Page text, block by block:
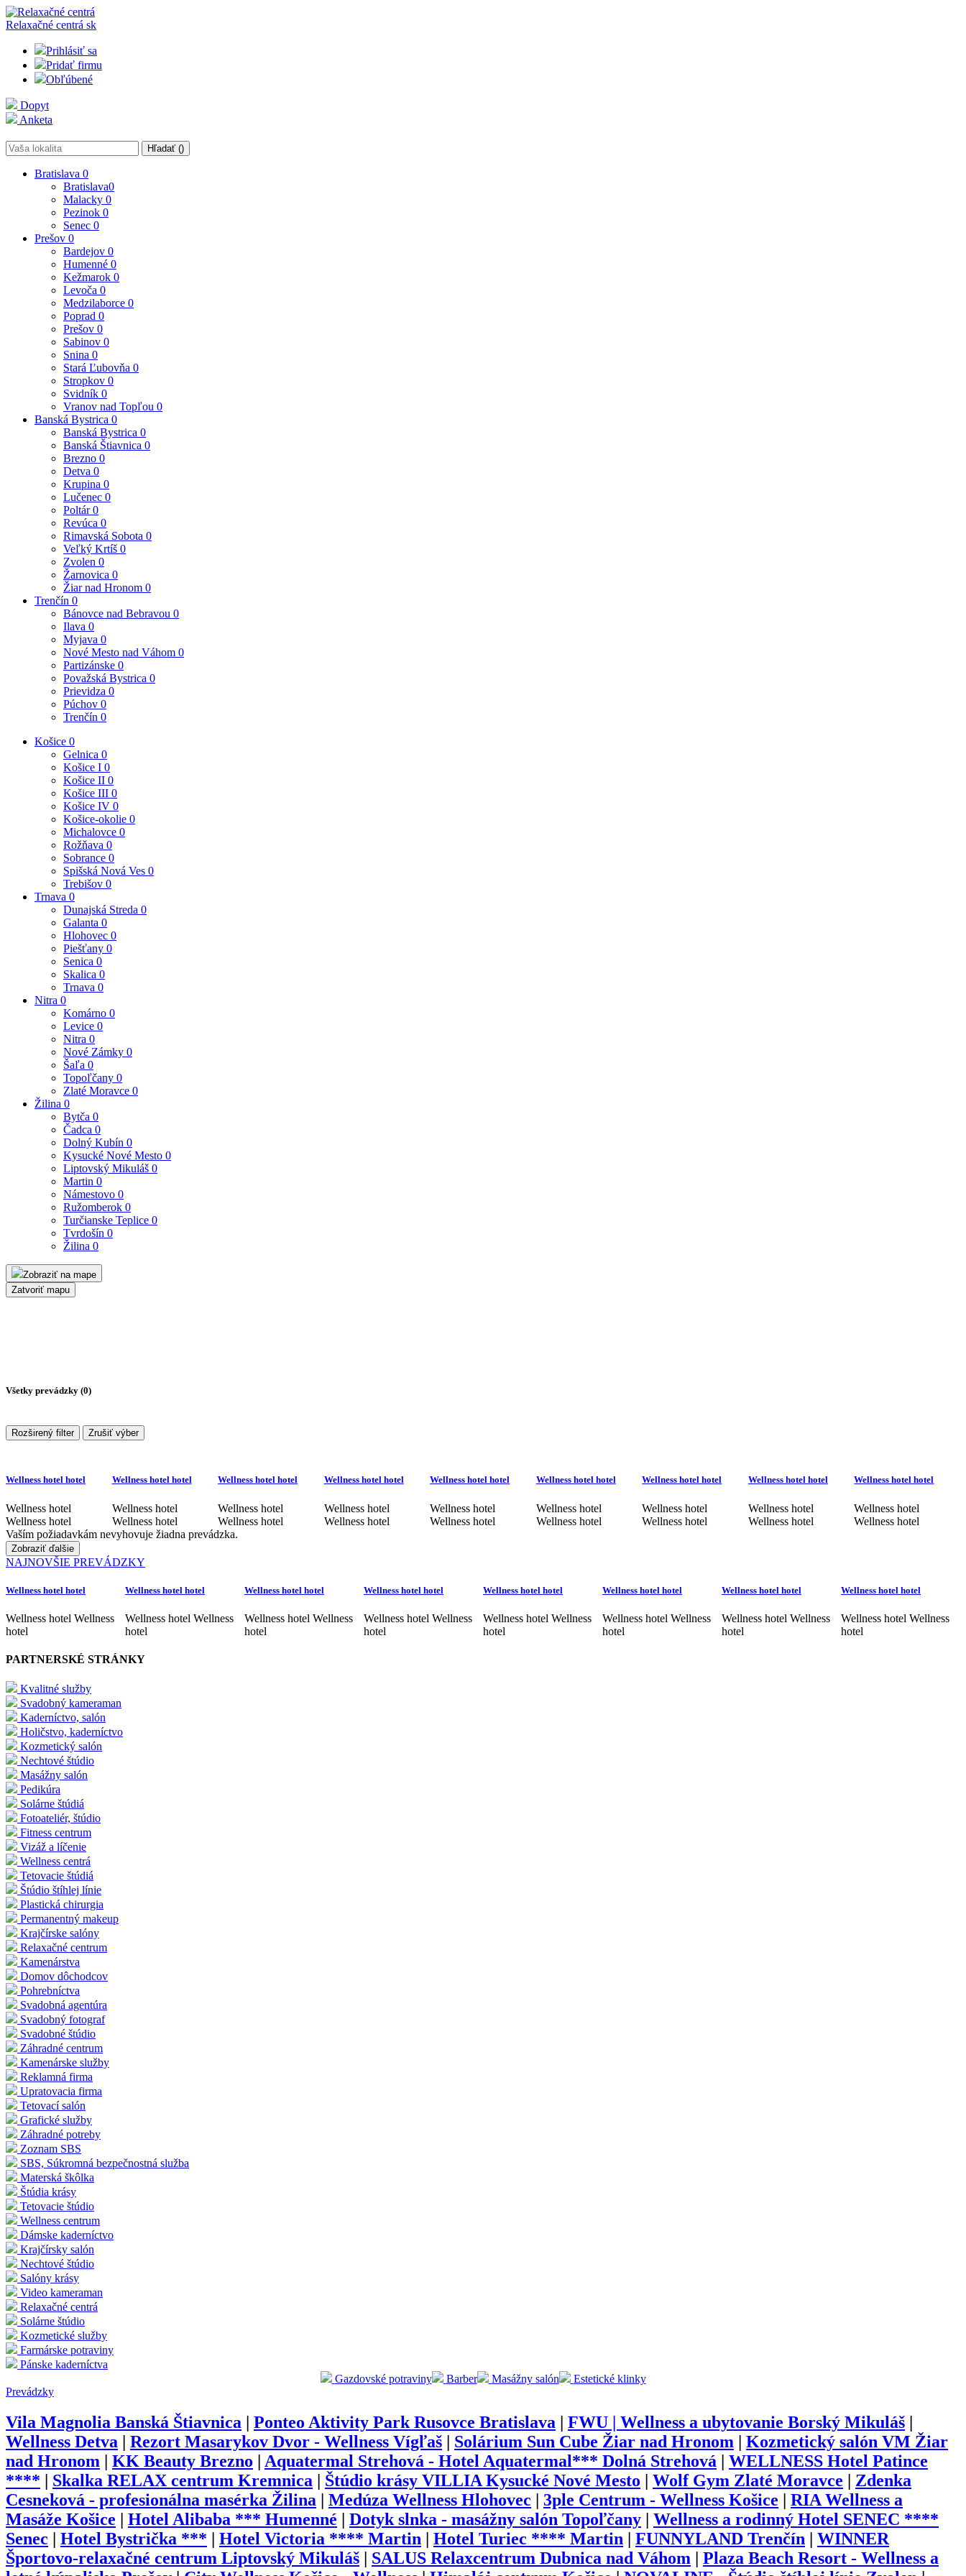
Relaxačné centrá sk
Prihlásiť sa
Pridať firmu
Obľúbené
Dopyt
Anketa
Hľadať ()
Bratislava 0
Bratislava0
Malacky 0
Pezinok 0
Senec 0
Prešov 0
Bardejov 0
Humenné 0
Kežmarok 0
Levoča 0
Medzilaborce 0
Poprad 0
Prešov 0
Sabinov 0
Snina 0
Stará Ľubovňa 0
Stropkov 0
Svidník 0
Vranov nad Topľou 0
Banská Bystrica 0
Banská Bystrica 0
Banská Štiavnica 0
Brezno 0
Detva 0
Krupina 0
Lučenec 0
Poltár0
Revúca 0
Rimavská Sobota 0
Veľký Krtíš 0
Zvolen 0
Žarnovica 0
Žiar nad Hronom 0
Trenčín 0
Bánovce nad Bebravou 0
Ilava 0
Myjava 0
Nové Mesto nad Váhom 0
Partizánske 0
Považská Bystrica 0
Prievidza 0
Púchov 0
Trenčín 0
Košice 0
Gelnica 0
Košice I 0
Košice II 0
Košice III 0
Košice IV 0
Košice-okolie 0
Michalovce 0
Rožňava 0
Sobrance 0
Spišská Nová Ves 0
Trebišov 0
Trnava 0
Dunajská Streda 0
Galanta 0
Hlohovec 0
Piešťany 0
Senica 0
Skalica 0
Trnava 0
Nitra 0
Komárno 0
Levice 0
Nitra 0
Nové Zámky 0
Šaľa 0
Topoľčany 0
Zlaté Moravce 0
Žilina 0
Bytča 0
Čadca 0
Dolný Kubín 0
Kysucké Nové Mesto 0
Liptovský Mikuláš 0
Martin 0
Námestovo 0
Ružomberok 0
Turčianske Teplice 0
Tvrdošín 0
Žilina 0
Zobraziť na mape
Zatvoriť mapu
Všetky prevádzky (0)
Rozširený filter Zrušiť výber
Wellness hotel hotel
Wellness hotel
Wellness hotel
Wellness hotel hotel
Wellness hotel
Wellness hotel
Wellness hotel hotel
Wellness hotel
Wellness hotel
Wellness hotel hotel
Wellness hotel
Wellness hotel
Wellness hotel hotel
Wellness hotel
Wellness hotel
Wellness hotel hotel
Wellness hotel
Wellness hotel
Wellness hotel hotel
Wellness hotel
Wellness hotel
Wellness hotel hotel
Wellness hotel
Wellness hotel
Wellness hotel hotel
Wellness hotel
Wellness hotel
Vaším požiadavkám nevyhovuje žiadna prevádzka.
Zobraziť ďalšie
NAJNOVŠIE PREVÁDZKY
Wellness hotel hotel
Wellness hotel Wellness
hotel
Wellness hotel hotel
Wellness hotel Wellness
hotel
Wellness hotel hotel
Wellness hotel Wellness
hotel
Wellness hotel hotel
Wellness hotel Wellness
hotel
Wellness hotel hotel
Wellness hotel Wellness
hotel
Wellness hotel hotel
Wellness hotel Wellness
hotel
Wellness hotel hotel
Wellness hotel Wellness
hotel
Wellness hotel hotel
Wellness hotel Wellness
hotel
PARTNERSKÉ STRÁNKY
Kvalitné služby
Svadobný kameraman
Kaderníctvo, salón
Holičstvo, kaderníctvo
Kozmetický salón
Nechtové štúdio
Masážny salón
Pedikúra
Solárne štúdiá
Fotoateliér, štúdio
Fitness centrum
Vizáž a líčenie
Wellness centrá
Tetovacie štúdiá
Štúdio štíhlej línie
Plastická chirurgia
Permanentný makeup
Krajčírske salóny
Relaxačné centrum
Kamenárstva
Domov dôchodcov
Pohrebníctva
Svadobná agentúra
Svadobný fotograf
Svadobné štúdio
Záhradné centrum
Kamenárske služby
Reklamná firma
Upratovacia firma
Tetovací salón
Grafické služby
Záhradné potreby
Zoznam SBS
SBS, Súkromná bezpečnostná služba
Materská škôlka
Štúdia krásy
Tetovacie štúdio
Wellness centrum
Dámske kaderníctvo
Krajčírsky salón
Nechtové štúdio
Salóny krásy
Video kameraman
Relaxačné centrá
Solárne štúdio
Kozmetické služby
Farmárske potraviny
Pánske kaderníctva
Gazdovské potraviny
Barber Masážny salón
Estetické klinky
Prevádzky
Vila Magnolia Banská Štiavnica Ponteo Aktivity Park Rusovce Bratislava FWU | Wellness a ubytovanie Borský Mikuláš
Wellness Detva
Rezort Masarykov Dvor - Wellness Vígľaš Solárium Sun Cube Žiar nad Hronom
Kozmetický salón VM Žiar
nad Hronom
KK Beauty Brezno Aquatermal Strehová - Hotel Aquatermal*** Dolná Strehová
WELLNESS Hotel Patince
****
Skalka RELAX centrum Kremnica Štúdio krásy VILLIA Kysucké Nové Mesto Wolf Gym Zlaté Moravce
Zdenka
Cesneková - profesionálna masérka Žilina
Medúza Wellness Hlohovec 3ple Centrum - Wellness Košice
RIA Wellness a
Masáže Košice
Hotel Alibaba *** Humenné Dotyk slnka - masážny salón Topoľčany
Wellness a rodinný Hotel SENEC ****
Senec
Hotel Bystrička *** Hotel Victoria **** Martin Hotel Turiec **** Martin FUNNYLAND Trenčín
WINNER
Športovo-relaxačné centrum Liptovský Mikuláš
SALUS Relaxcentrum Dubnica nad Váhom
Plaza Beach Resort - Wellness a